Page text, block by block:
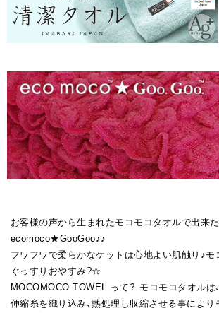
お客様の声から生まれたモコモコタオルで出来
ecomoco★GooGoo♪♪
フワフワで柔らかなケットは心地よい肌触り♪モ
ぐっすりおやすみ?☆
MOCOMOCO TOWEL って？ モコモコタオルは
伸縮糸を織り込み、熱処理し収縮させる事によ